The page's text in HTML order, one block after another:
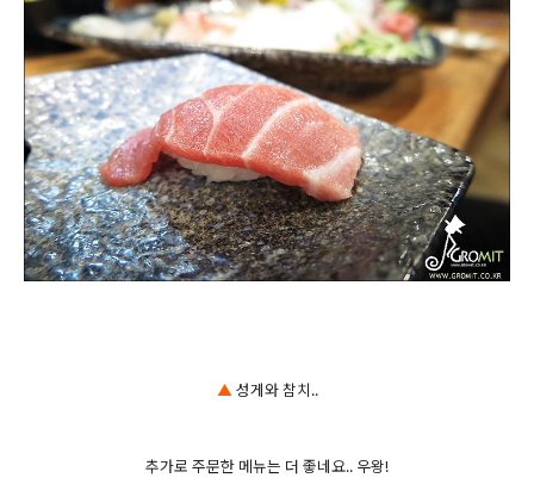
▲성게와 참치..
추가로 주문한 메뉴는 더 좋네요.. 우왕!